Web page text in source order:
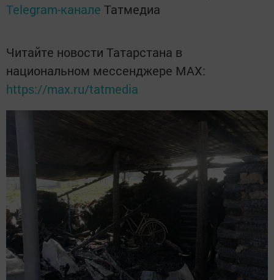
Telegram-канале Татмедиа
Читайте новости Татарстана в
национальном мессенджере MАХ:
https://max.ru/tatmedia